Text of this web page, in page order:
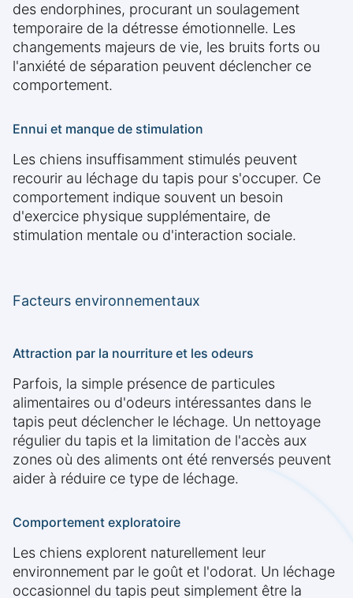
des endorphines, procurant un soulagement
temporaire de la détresse émotionnelle. Les
changements majeurs de vie, les bruits forts ou
l'anxiété de séparation peuvent déclencher ce
comportement.
Ennui et manque de stimulation
Les chiens insuffisamment stimulés peuvent
recourir au léchage du tapis pour s'occuper. Ce
comportement indique souvent un besoin
d'exercice physique supplémentaire, de
stimulation mentale ou d'interaction sociale.
Facteurs environnementaux
Attraction par la nourriture et les odeurs
Parfois, la simple présence de particules
alimentaires ou d'odeurs intéressantes dans le
tapis peut déclencher le léchage. Un nettoyage
régulier du tapis et la limitation de l'accès aux
zones où des aliments ont été renversés peuvent
aider à réduire ce type de léchage.
Comportement exploratoire
Les chiens explorent naturellement leur
environnement par le goût et l'odorat. Un léchage
occasionnel du tapis peut simplement être la